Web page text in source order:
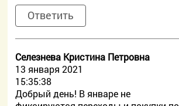
Ответить
Селезнева Кристина Петровна
13 января 2021
15:35:38
Добрый день! В январе не